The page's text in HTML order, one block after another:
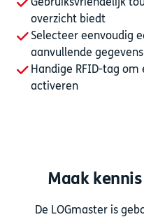
overzicht biedt
Selecteer eenvoudig
aanvullende
Handige RFID-tag
activeren
Maak
De LOGmaster is